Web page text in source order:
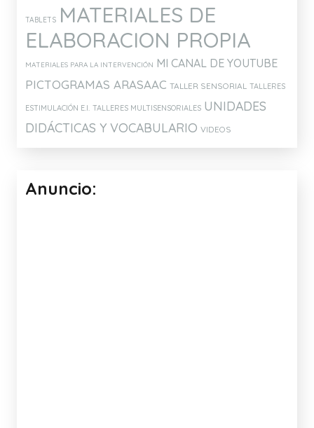
TABLETS MATERIALES DE
ELABORACION PROPIA
MATERIALES PARA LA INTERVENCIÓN MI CANAL DE YOUTUBE
PICTOGRAMAS ARASAAC TALLER SENSORIAL TALLERES
ESTIMULACIÓN E.I. TALLERES MULTISENSORIALES UNIDADES
DIDÁCTICAS Y VOCABULARIO VIDEOS
Anuncio: